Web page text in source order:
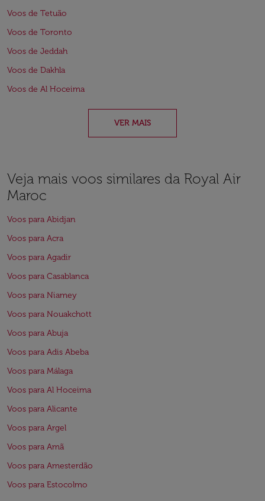
Voos de Tetuão
Voos de Toronto
Voos de Jeddah
Voos de Dakhla
Voos de Al Hoceima
VER MAIS
Veja mais voos similares da Royal Air
Maroc
Voos para Abidjan
Voos para Acra
Voos para Agadir
Voos para Casablanca
Voos para Niamey
Voos para Nouakchott
Voos para Abuja
Voos para Adis Abeba
Voos para Málaga
Voos para Al Hoceima
Voos para Alicante
Voos para Argel
Voos para Amã
Voos para Amesterdão
Voos para Estocolmo